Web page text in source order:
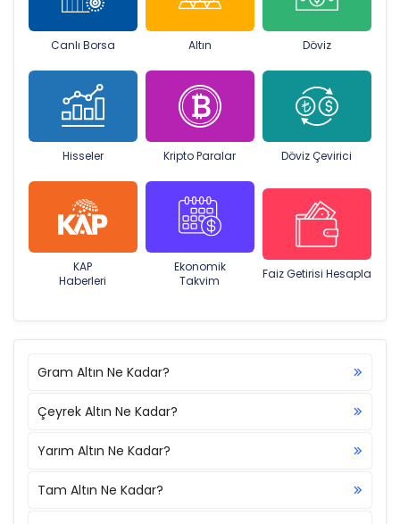
Canlı Borsa Altın Döviz
Hisseler Kripto Paralar Döviz Çevirici
KAP
Haberleri
Ekonomik
Takvim
Faiz Getirisi Hesapla
Gram Altın Ne Kadar?
Çeyrek Altın Ne Kadar?
Yarım Altın Ne Kadar?
Tam Altın Ne Kadar?